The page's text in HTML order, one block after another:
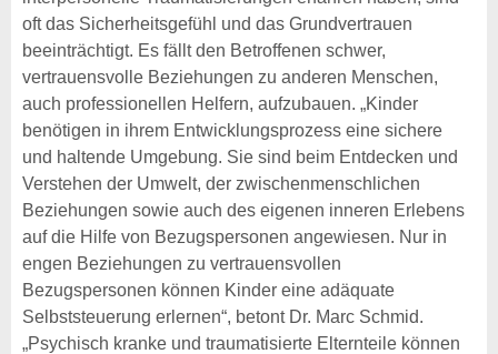
oft das Sicherheitsgefühl und das Grundvertrauen
beeinträchtigt. Es fällt den Betroffenen schwer,
vertrauensvolle Beziehungen zu anderen Menschen,
auch professionellen Helfern, aufzubauen. „Kinder
benötigen in ihrem Entwicklungsprozess eine sichere
und haltende Umgebung. Sie sind beim Entdecken und
Verstehen der Umwelt, der zwischenmenschlichen
Beziehungen sowie auch des eigenen inneren Erlebens
auf die Hilfe von Bezugspersonen angewiesen. Nur in
engen Beziehungen zu vertrauensvollen
Bezugspersonen können Kinder eine adäquate
Selbststeuerung erlernen“, betont Dr. Marc Schmid.
„Psychisch kranke und traumatisierte Elternteile können